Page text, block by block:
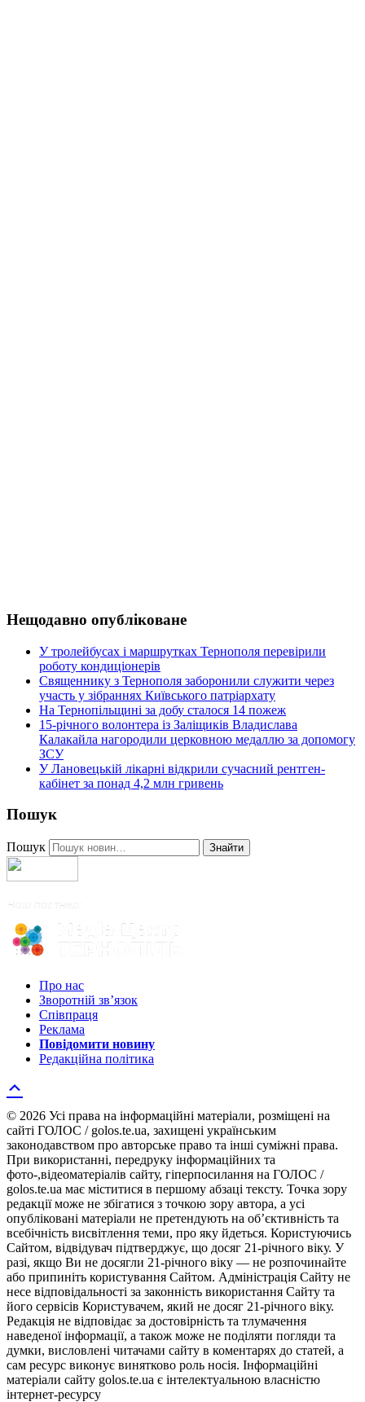
Нещодавно опубліковане
У тролейбусах і маршрутках Тернополя перевірили
роботу кондиціонерів
Священнику з Тернополя заборонили служити через
участь у зібраннях Київського патріархату
На Тернопільщині за добу сталося 14 пожеж
15-річного волонтера із Заліщиків Владислава
Калакайла нагородили церковною медаллю за допомогу
ЗСУ
У Лановецькій лікарні відкрили сучасний рентген-
кабінет за понад 4,2 млн гривень
Пошук
Пошук Знайти
Про нас
Зворотній зв’язок
Співпраця
Реклама
Повідомити новину
Редакційна політика
© 2026 Усі права на інформаційні матеріали, розміщені на
сайті ГОЛОС / golos.te.ua, захищені українським
законодавством про авторське право та інші суміжні права.
При використанні, передруку інформаційних та
фото-,відеоматеріалів сайту, гіперпосилання на ГОЛОС /
golos.te.ua має міститися в першому абзаці тексту. Точка зору
редакції може не збігатися з точкою зору автора, а усі
опубліковані матеріали не претендують на об’єктивність та
всебічність висвітлення теми, про яку йдеться. Користуючись
Сайтом, відвідувач підтверджує, що досяг 21-річного віку. У
разі, якщо Ви не досягли 21-річного віку — не розпочинайте
або припиніть користування Сайтом. Адміністрація Сайту не
несе відповідальності за законність використання Сайту та
його сервісів Користувачем, який не досяг 21-річного віку.
Редакція не відповідає за достовірність та тлумачення
наведеної інформації, а також може не поділяти погляди та
думки, висловлені читачами сайту в коментарях до статей, а
сам ресурс виконує винятково роль носія. Інформаційні
матеріали сайту golos.te.ua є інтелектуальною власністю
інтернет-ресурсу